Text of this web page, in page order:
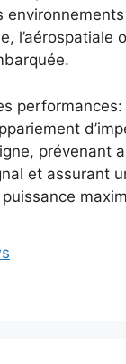
l’aérospatiale
prévenant
et assurant